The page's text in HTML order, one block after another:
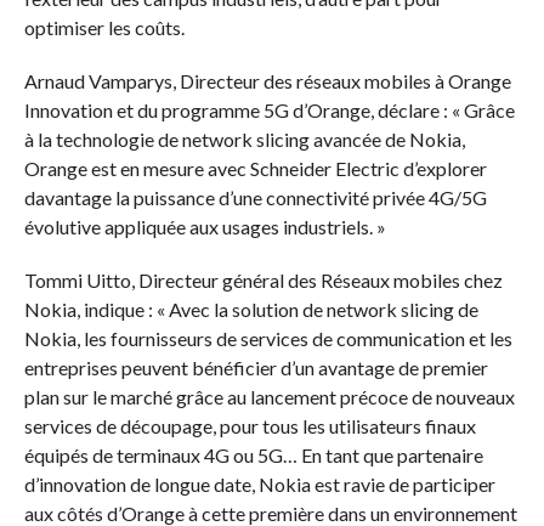
optimiser les coûts.
Arnaud Vamparys, Directeur des réseaux mobiles à Orange
Innovation et du programme 5G d’Orange, déclare : « Grâce
à la technologie de network slicing avancée de Nokia,
Orange est en mesure avec Schneider Electric d’explorer
davantage la puissance d’une connectivité privée 4G/5G
évolutive appliquée aux usages industriels. »
Tommi Uitto, Directeur général des Réseaux mobiles chez
Nokia, indique : « Avec la solution de network slicing de
Nokia, les fournisseurs de services de communication et les
entreprises peuvent bénéficier d’un avantage de premier
plan sur le marché grâce au lancement précoce de nouveaux
services de découpage, pour tous les utilisateurs finaux
équipés de terminaux 4G ou 5G… En tant que partenaire
d’innovation de longue date, Nokia est ravie de participer
aux côtés d’Orange à cette première dans un environnement